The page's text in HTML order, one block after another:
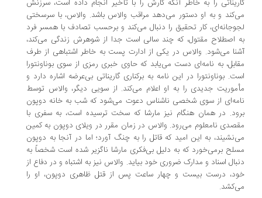
را به خاطر آنکه کارش را با تأخیر انجام داده است،‌ سرزنش
و به او دستور می‌دهد مراقب والاس باشد. والاس، با سرسختی
کار تحقیق را دنبال می‌کند و برحسب تصادف با همسر فرد
اصطلاح مقتول، که چند سالی است جدا از شوهرش زندگی می‌کند،
می‌شود. والاس در یکی از ادارت پست به خاطر اشتباهی از طرف
به نامه‌ای دست می‌یابد که حاوی خبری رمزی از سوی بوناونتورا
بوناونتورا در این نامه به برکناری گاریناتی بی‌عرضه اشاره دارد و
جدیدی را به او اعلام می‌کند. از سویی دیگر، والاس توسط
از سوی شخصی ناشناس دعوت می‌شود که شب به خانه دوپون
در همان هنگام نیز مارشا که سخت ترسیده است، به سفری با
نامعلوم می‌رود. والاس در زمان مقرر در ویلای دوپون به کمین
به این امید که قاتل را به چنگ آورد؛ اما در آنجا به دوپون
برمی‌خورد که به دلیل بی‌فکری مارشا ناگزیر شده است شخصاً به
اسناد و مدارک ضروری خود بیاید. والاس نیز به اشتباه و در دفاع از
درست بیست و چهار ساعت پس از قتل ظاهری دوپون، او را